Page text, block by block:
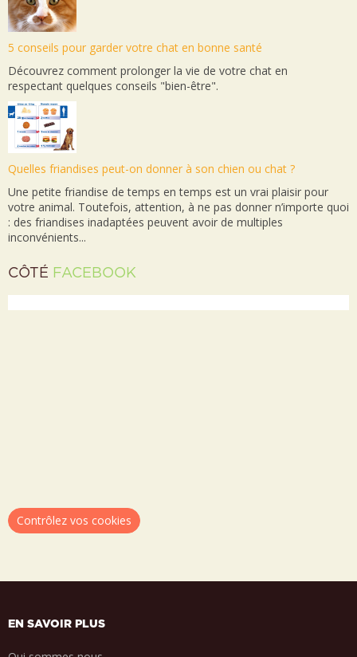
5 conseils pour garder votre chat en bonne santé
Découvrez comment prolonger la vie de votre chat en
respectant quelques conseils "bien-être".
Quelles friandises peut-on donner à son chien ou chat ?
Une petite friandise de temps en temps est un vrai plaisir pour
votre animal. Toutefois, attention, à ne pas donner n’importe quoi
: des friandises inadaptées peuvent avoir de multiples
inconvénients...
CÔTÉ FACEBOOK
Contrôlez vos cookies
EN SAVOIR PLUS